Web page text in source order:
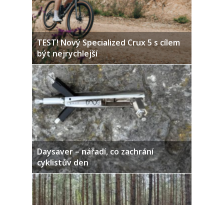
TEST! Nový Specialized Crux 5 s cílem
být nejrychlejší
Daysaver – nářadí, co zachrání
cyklistův den